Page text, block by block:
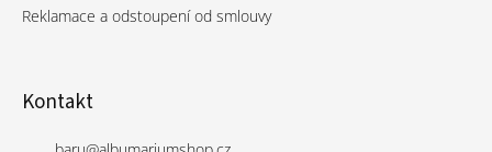
Reklamace a odstoupení od smlouvy
Kontakt